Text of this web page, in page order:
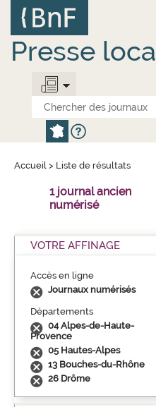
contenu
principal
Presse
Accueil > Liste de résultats
1 journal ancien
numérisé
VOTRE AFFINAGE
Accès en ligne
Journaux numérisés
Départements
04 Alpes-de-Haute-
Provence
05 Hautes-Alpes
13 Bouches-du-Rhône
26 Drôme
Panneau de gestion des cookies